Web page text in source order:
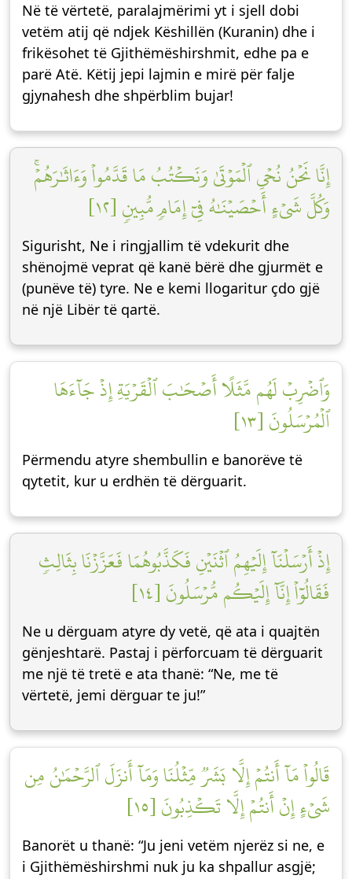
Në të vërtetë, paralajmërimi yt i sjell dobi
vetëm atij që ndjek Këshillën (Kuranin) dhe i
frikësohet të Gjithëmëshirshmit, edhe pa e
parë Atë. Këtij jepi lajmin e mirë për falje
gjynahesh dhe shpërblim bujar!
إِنَّا نَحۡنُ نُحۡيِ ٱلۡمَوۡتَىٰ وَنَكۡتُبُ مَا قَدَّمُواْ وَءَاثَٰرَهُمۡۚ
وَكُلَّ شَيۡءٍ أَحۡصَيۡنَٰهُ فِيٓ إِمَامٖ مُّبِينٖ [١٢]
Sigurisht, Ne i ringjallim të vdekurit dhe
shënojmë veprat që kanë bërë dhe gjurmët e
(punëve të) tyre. Ne e kemi llogaritur çdo gjë
në një Libër të qartë.
وَٱضۡرِبۡ لَهُم مَّثَلًا أَصۡحَٰبَ ٱلۡقَرۡيَةِ إِذۡ جَآءَهَا
ٱلۡمُرۡسَلُونَ [١٣]
Përmendu atyre shembullin e banorëve të
qytetit, kur u erdhën të dërguarit.
إِذۡ أَرۡسَلۡنَآ إِلَيۡهِمُ ٱثۡنَيۡنِ فَكَذَّبُوهُمَا فَعَزَّزۡنَا بِثَالِثٖ
فَقَالُوٓاْ إِنَّآ إِلَيۡكُم مُّرۡسَلُونَ [١٤]
Ne u dërguam atyre dy vetë, që ata i quajtën
gënjeshtarë. Pastaj i përforcuam të dërguarit
me një të tretë e ata thanë: “Ne, me të
vërtetë, jemi dërguar te ju!”
قَالُواْ مَآ أَنتُمۡ إِلَّا بَشَرٞ مِّثۡلُنَا وَمَآ أَنزَلَ ٱلرَّحۡمَٰنُ مِن
شَيۡءٍ إِنۡ أَنتُمۡ إِلَّا تَكۡذِبُونَ [١٥]
Banorët u thanë: “Ju jeni vetëm njerëz si ne, e
i Gjithëmëshirshmi nuk ju ka shpallur asgjë;